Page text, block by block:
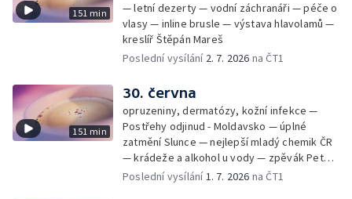
151 min
— letní dezerty — vodní záchranáři — péče o
vlasy — inline brusle — výstava hlavolamů —
kreslíř Štěpán Mareš
Poslední vysílání 2. 7. 2026 na ČT1
151 min
30. června
opruzeniny, dermatózy, kožní infekce —
Postřehy odjinud - Moldavsko — úplné
zatmění Slunce — nejlepší mladý chemik ČR
— krádeže a alkohol u vody — zpěvák Peter
Cmorik
Poslední vysílání1. 7. 2026 na ČT1